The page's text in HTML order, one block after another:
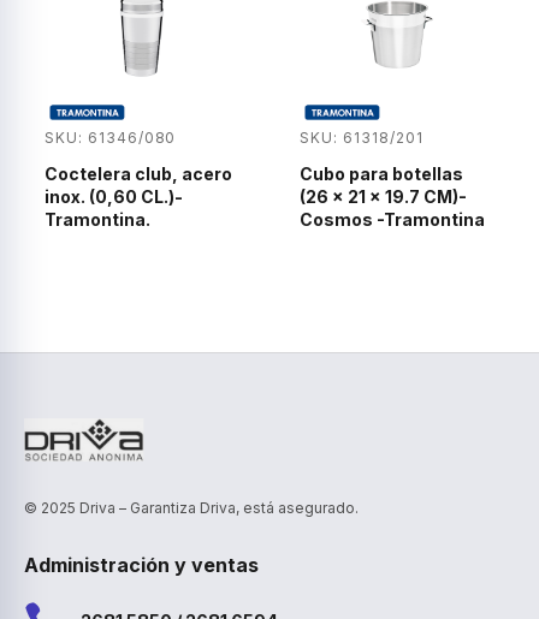
SKU: 61346/080
Coctelera club, acero
inox. (0,60 CL.)-
Tramontina.
SKU: 61318/201
Cubo para botellas
(26 x 21 x 19.7 CM)-
Cosmos -Tramontina
© 2025 Driva – Garantiza Driva, está asegurado.
Administración y ventas